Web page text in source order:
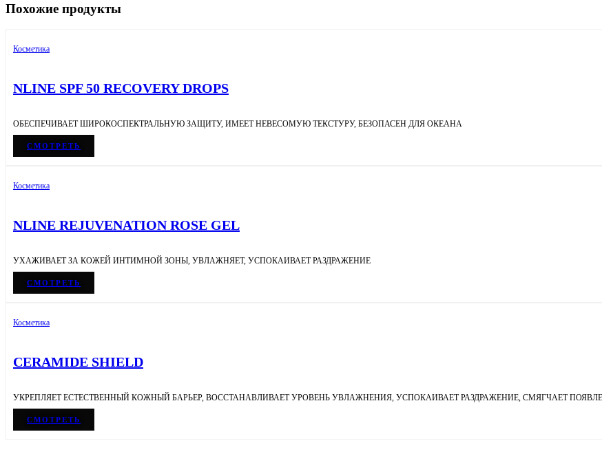
Похожие продукты
Косметика
NLINE SPF 50 RECOVERY DROPS
ОБЕСПЕЧИВАЕТ ШИРОКОСПЕКТРАЛЬНУЮ ЗАЩИТУ, ИМЕЕТ НЕВЕСОМУЮ ТЕКСТУРУ, БЕЗОПАСЕН ДЛЯ ОКЕАНА
СМОТРЕТЬ
Косметика
NLINE REJUVENATION ROSE GEL
УХАЖИВАЕТ ЗА КОЖЕЙ ИНТИМНОЙ ЗОНЫ, УВЛАЖНЯЕТ, УСПОКАИВАЕТ РАЗДРАЖЕНИЕ
СМОТРЕТЬ
Косметика
CERAMIDE SHIELD
УКРЕПЛЯЕТ ЕСТЕСТВЕННЫЙ КОЖНЫЙ БАРЬЕР, ВОССТАНАВЛИВАЕТ УРОВЕНЬ УВЛАЖНЕНИЯ, УСПОКАИВАЕТ РАЗДРАЖЕНИЕ, СМЯГЧАЕТ
СМОТРЕТЬ